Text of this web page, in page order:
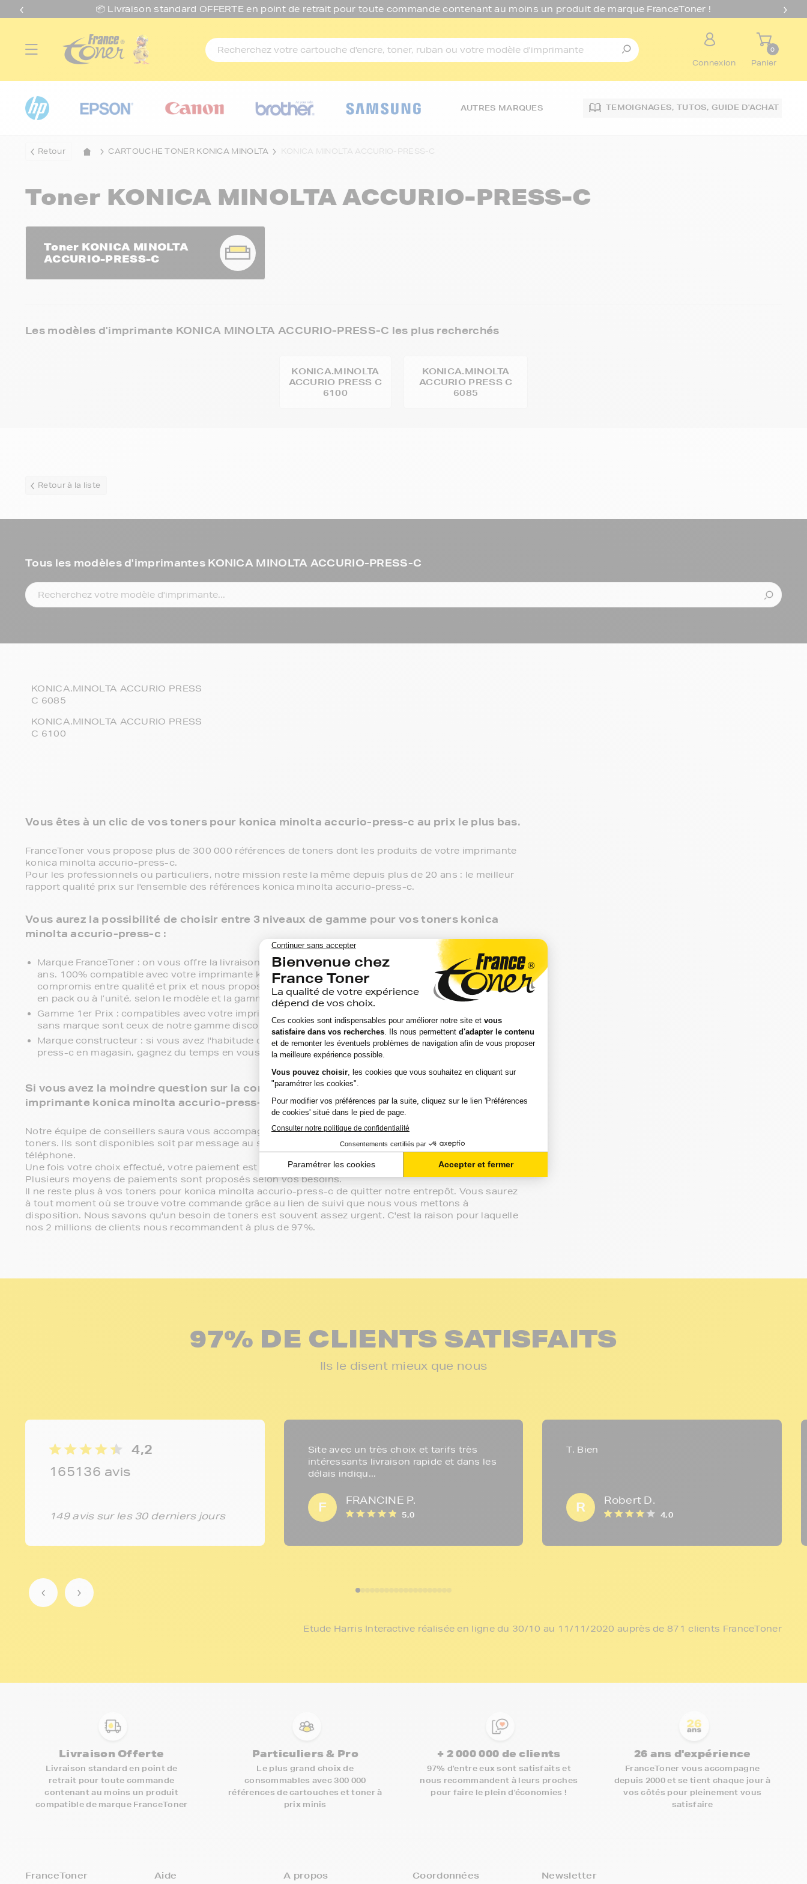
📦 Livraison standard OFFERTE en point de retrait pour toute commande contenant au moins un produit de marque FranceToner !
Connexion
0
Panier
AUTRES MARQUES TEMOIGNAGES, TUTOS,GUIDE D'ACHAT
Retour CARTOUCHE TONER KONICA MINOLTA KONICA MINOLTA ACCURIO-PRESS-C
Toner KONICA MINOLTA ACCURIO-PRESS-C
Toner KONICA MINOLTA
ACCURIO-PRESS-C
Les modèles d'imprimante KONICA MINOLTA ACCURIO-PRESS-C les plus recherchés
KONICA.MINOLTA
ACCURIO PRESS C
6100
KONICA.MINOLTA
ACCURIO PRESS C
6085
Retour à la liste
Tous les modèles d'imprimantes KONICA MINOLTA ACCURIO-PRESS-C
KONICA.MINOLTA ACCURIO PRESS
C 6085
KONICA.MINOLTA ACCURIO PRESS
C 6100
Vous êtes à un clic de vos toners pour konica minolta accurio-press-c au prix le plus bas.
FranceToner vous propose plus de 300 000 références de toners dont les produits de votre imprimante
konica minolta accurio-press-c.
Pour les professionnels ou particuliers, notre mission reste la même depuis plus de 20 ans : le meilleur
rapport qualité prix sur l'ensemble des références konica minolta accurio-press-c.
Vous aurez la possibilité de choisir entre 3 niveaux de gamme pour vos toners konica
minolta accurio-press-c :
Marque FranceToner : on vous offre la livraison en point de retrait et tous les produits sont garantis 2
ans. 100% compatible avec votre imprimante konica minolta accurio-press-c, c'est le meilleur
compromis entre qualité et prix et nous proposons toutes les références compatibles, noir et couleur,
en pack ou à l’unité, selon le modèle et la gamme de votre imprimante.
Gamme 1er Prix : compatibles avec votre imprimante konica minolta accurio-press-c, ces produits
sans marque sont ceux de notre gamme discount.
Marque constructeur : si vous avez l'habitude d'aller chercher vos toners konica minolta accurio-
press-c en magasin, gagnez du temps en vous faisant livrer directement chez vous.
Si vous avez la moindre question sur la compatibilité de votre produit avec votre
imprimante konica minolta accurio-press-c, nous sommes à votre écoute.
Notre équipe de conseillers saura vous accompagner sur le meilleur choix ou sur l'installation de vos
toners. Ils sont disponibles soit par message au sein de votre espace client ou directement par
téléphone.
Une fois votre choix effectué, votre paiement est effectué de manière complètement sécurisée.
Plusieurs moyens de paiements sont proposés selon vos besoins.
Il ne reste plus à vos toners pour konica minolta accurio-press-c de quitter notre entrepôt. Vous saurez
à tout moment où se trouve votre commande grâce au lien de suivi que nous vous mettons à
disposition. Nous savons qu'un besoin de toners est souvent assez urgent. C'est la raison pour laquelle
nos 2 millions de clients nous recommandent à plus de 97%.
97% DE CLIENTS SATISFAITS
Ils le disent mieux que nous
4,2
165136 avis
149 avis sur les 30 derniers jours
Site avec un très choix et tarifs très
intéressants livraison rapide et dans les
délais indiqu...
F FRANCINE P.
5,0
T. Bien
R Robert D.
4,0
Etude Harris Interactive réalisée en ligne du 30/10 au 11/11/2020 auprès de 871 clients FranceToner
Livraison Offerte
Livraison standard en point de
retrait pour toute commande
contenant au moins un produit
compatible de marque FranceToner
Particuliers & Pro
Le plus grand choix de
consommables avec 300 000
références de cartouches et toner à
prix minis
+ 2 000 000 de clients
97% d'entre eux sont satisfaits et
nous recommandent à leurs proches
pour faire le plein d'économies !
26 ans d'expérience
FranceToner vous accompagne
depuis 2000 et se tient chaque jour à
vos côtés pour pleinement vous
satisfaire
FranceToner Aide A propos Coordonnées Newsletter